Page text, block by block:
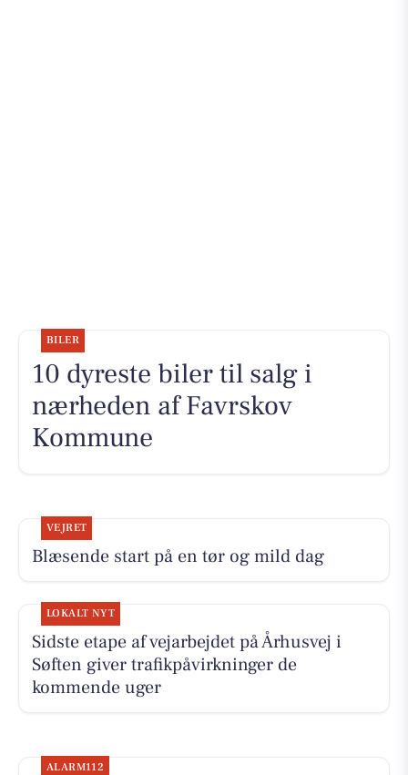
BILER
10 dyreste biler til salg i
nærheden af Favrskov
Kommune
VEJRET
Blæsende start på en tør og mild dag
LOKALT NYT
Sidste etape af vejarbejdet på Århusvej i
Søften giver trafikpåvirkninger de
kommende uger
ALARM112